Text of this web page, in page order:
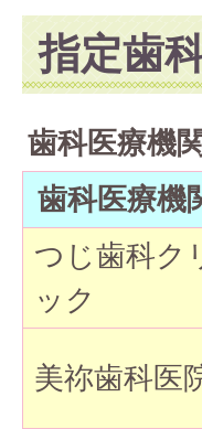
指定歯
歯科医療機
歯科医療機
つじ歯科ク
ック
美祢歯科医